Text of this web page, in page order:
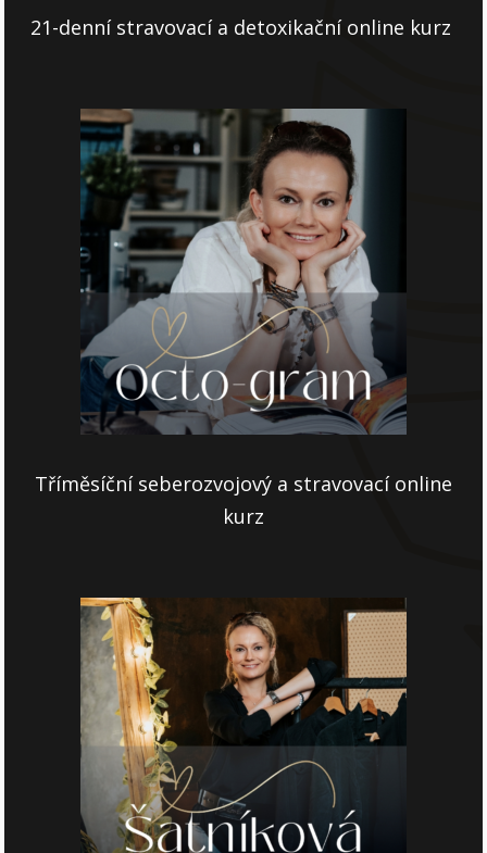
21-denní stravovací a detoxikační online kurz
Tříměsíční seberozvojový a stravovací online
kurz